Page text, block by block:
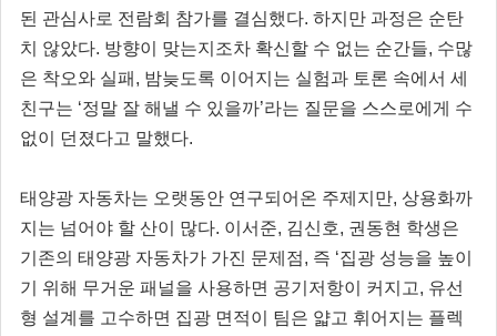
된 관심사로 전람회 참가를 결심했다. 하지만 과정은 순탄
치 않았다. 방향이 맞는지조차 확신할 수 없는 순간들, 수많
은 착오와 실패, 밤늦도록 이어지는 실험과 토론 속에서 세
친구는 ‘정말 잘 해낼 수 있을까’라는 질문을 스스로에게 수
없이 던졌다고 말했다.
태양광 자동차는 오랫동안 연구되어온 주제지만, 상용화까
지는 넘어야 할 산이 많다. 이서준, 김신호, 권동현 학생은
기존의 태양광 자동차가 가진 문제점, 즉 ‘집광 성능을 높이
기 위해 무거운 패널을 사용하면 공기저항이 커지고, 유선
형 설계를 고수하면 집광 면적이 팀은 얇고 휘어지는 플렉